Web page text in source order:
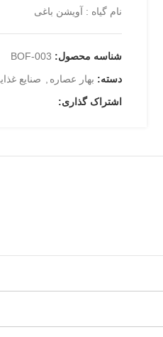
نام گیاه : آویشن باغی
شناسه محصول: BOF-003
دسته: بهار عصاره صنایع
اشتراک گذاری: